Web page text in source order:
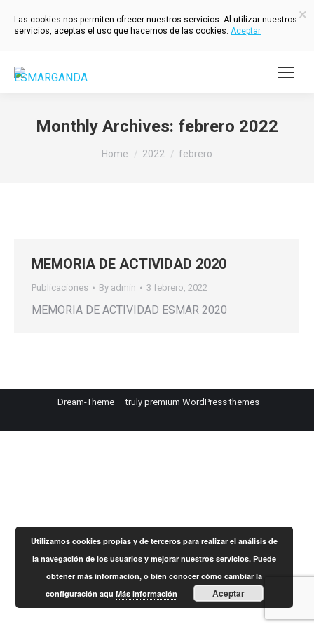
Monthly Archives: febrero 2022
You are here:
Home 2022 febrero
MEMORIA DE ACTIVIDAD 2020
Publicaciones By admin 3 febrero, 2022
MEMORIA DE ACTIVIDAD ESMAR 2020
Dream-Theme — truly premium WordPress themes
Utilizamos cookies propias y de terceros para realizar el análisis de
la navegación de los usuarios y mejorar nuestros servicios. Puede
obtener más información, o bien conocer cómo cambiar la
configuración aqu Más información Aceptar
×
Las cookies nos permiten ofrecer nuestros servicios. Al utilizar nuestros
servicios, aceptas el uso que hacemos de las cookies. Aceptar